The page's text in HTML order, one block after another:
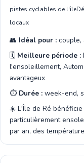
pistes cyclables de l'île
locaux
👥 Idéal pour : couple,
🗓️ Meilleure période :
l'ensoleillement,
avantageux
⏱️ Durée : week-end,
☀️ L'Île de Ré bénéficie
particulièrement
par an, des